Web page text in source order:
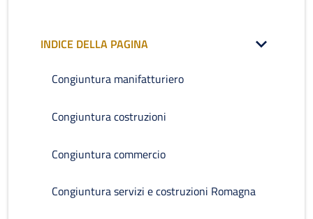
INDICE DELLA PAGINA
Congiuntura manifatturiero
Congiuntura costruzioni
Congiuntura commercio
Congiuntura servizi e costruzioni Romagna